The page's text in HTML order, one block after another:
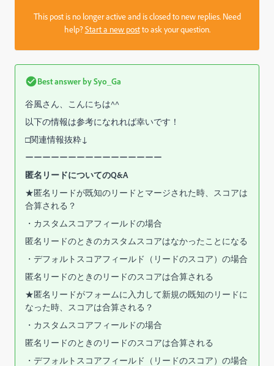
This post is no longer active and is closed to new replies. Need
help?Start a new postto ask your question.
Best answer bySyo_Ga
谷風さん、こんにちは^^
以下の情報は参考になれれば幸いです！
□関連情報抜粋↓
ーーーーーーーーーーーーーーーー
匿名リードについてのQ&A
★匿名リードが既知のリードとマージされた時、スコアは
合算される？
・カスタムスコアフィールドの場合
匿名リードのときのカスタムスコアはなかったことになる
・デフォルトスコアフィールド（リードのスコア）の場合
匿名リードのときのリードのスコアは合算される
★匿名リードがフォームに入力して新規の既知のリードに
なった時、スコアは合算される？
・カスタムスコアフィールドの場合
匿名リードのときのリードのスコアは合算される
・デフォルトスコアフィールド（リードのスコア）の場合